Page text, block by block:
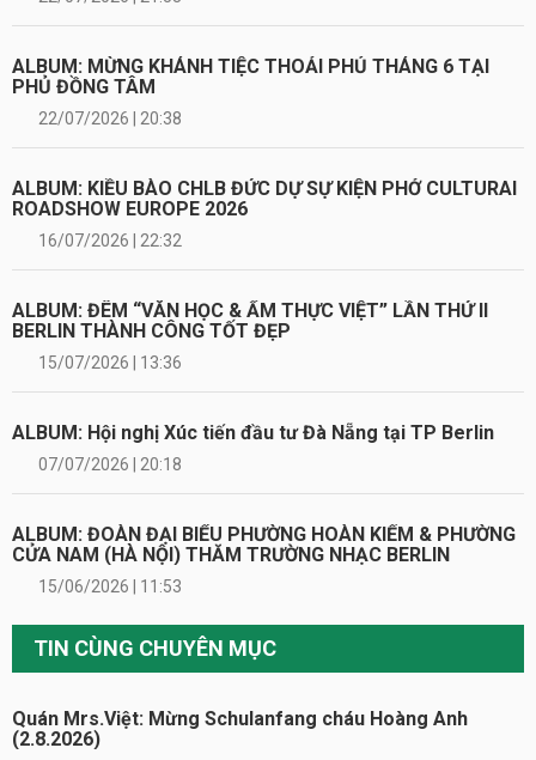
ALBUM: MỪNG KHÁNH TIỆC THOẢI PHỦ THÁNG 6 TẠI
PHỦ ĐỒNG TÂM
22/07/2026 | 20:38
ALBUM: KIỀU BÀO CHLB ĐỨC DỰ SỰ KIỆN PHỞ CULTURAI
ROADSHOW EUROPE 2026
16/07/2026 | 22:32
ALBUM: ĐÊM “VĂN HỌC & ẨM THỰC VIỆT” LẦN THỨ II
BERLIN THÀNH CÔNG TỐT ĐẸP
15/07/2026 | 13:36
ALBUM: Hội nghị Xúc tiến đầu tư Đà Nẵng tại TP Berlin
07/07/2026 | 20:18
ALBUM: ĐOÀN ĐẠI BIỂU PHƯỜNG HOÀN KIẾM & PHƯỜNG
CỬA NAM (HÀ NỘI) THĂM TRƯỜNG NHẠC BERLIN
15/06/2026 | 11:53
TIN CÙNG CHUYÊN MỤC
Quán Mrs.Việt: Mừng Schulanfang cháu Hoàng Anh
(2.8.2026)